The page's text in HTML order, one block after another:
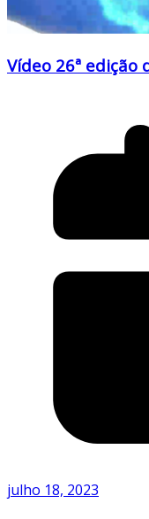
Vídeo 26ª edição
julho 18, 2023